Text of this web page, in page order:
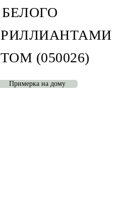
(050026)
Примерка на дому